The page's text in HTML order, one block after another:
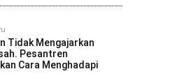
Tidak Mengajarkan
Pesantren
Cara Menghadapi